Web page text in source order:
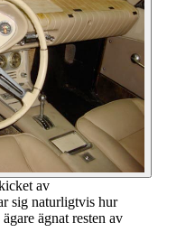
av
sig naturligtvis hur
ägnat resten av